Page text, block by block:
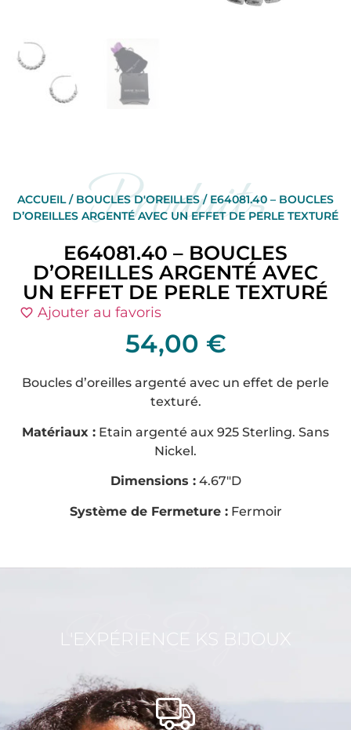
Produits
ACCUEIL/ BOUCLES D'OREILLES/ E64081.40 – BOUCLES
D’OREILLES ARGENTÉ AVEC UN EFFET DE PERLE TEXTURÉ
E64081.40 – BOUCLES
D’OREILLES ARGENTÉ AVEC
UN EFFET DE PERLE TEXTURÉ
Ajouter au favoris
54,00 €
Boucles d’oreilles argenté avec un effet de perle
texturé.
Matériaux : Etain argenté aux 925 Sterling. Sans
Nickel.
Dimensions :4.67″D
Système de Fermeture :Fermoir
KS Bijoux
L'EXPÉRIENCE KS BIJOUX